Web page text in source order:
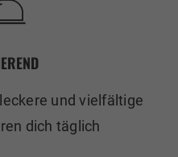
und vielfältige
dich täglich